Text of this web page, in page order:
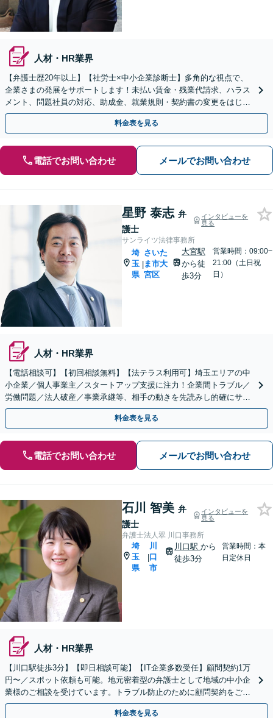
人材・HR業界
【弁護士歴20年以上】【社労士×中小企業診断士】多角的な視点で、
企業さまの発展をサポートします！未払い賃金・残業代請求、ハラス
メント、問題社員の対応、助成金、就業規則・契約書の変更をはじ
め、経営問題はお任せください【顧問プラン複数あり】
料金表を見る
電話でお問い合わせ メールでお問い合わせ
星野 泰志 弁
護士
インタビューを
見る
サンライツ法律事務所
埼
玉
県
|
さいた
ま市大
宮区
大宮駅
から徒
歩3分
営業時間：09:00~
21:00（土日祝
日）
人材・HR業界
【電話相談可】【初回相談無料】【法テラス利用可】埼玉エリアの中
小企業／個人事業主／スタートアップ支援に注力！企業間トラブル／
労働問題／法人破産／事業承継等、相手の動きを先読みし的確にサポ
ート。顧問契約料は柔軟に調整【完全個室】【大宮駅3分】
料金表を見る
電話でお問い合わせ メールでお問い合わせ
石川 智美 弁
護士
インタビューを
見る
弁護士法人翠 川口事務所
埼
玉
県
|
川
口
市
川口駅から
徒歩3分
営業時間：本
日定休日
人材・HR業界
【川口駅徒歩3分】【即日相談可能】【IT企業多数受任】顧問契約1万
円〜／スポット依頼も可能。地元密着型の弁護士として地域の中小企
業様のご相談を受けています。トラブル防止のために顧問契約をご検
討ください。マンション管理組合顧問経験あり。
料金表を見る